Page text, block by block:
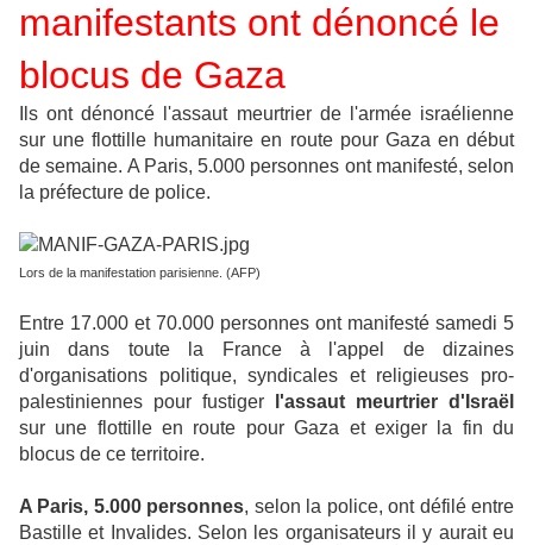
manifestants ont dénoncé le
blocus de Gaza
Ils ont dénoncé l'assaut meurtrier de l'armée israélienne
sur une flottille humanitaire en route pour Gaza en début
de semaine. A Paris, 5.000 personnes ont manifesté, selon
la préfecture de police.
Lors de la manifestation parisienne. (AFP)
Entre 17.000 et 70.000 personnes ont manifesté samedi 5
juin dans toute la France à l'appel de dizaines
d'organisations politique, syndicales et religieuses pro-
palestiniennes pour fustiger
l'assaut meurtrier d'Israël
sur une flottille en route pour Gaza et exiger la fin du
blocus de ce territoire.
A Paris, 5.000 personnes, selon la police, ont défilé entre
Bastille et Invalides. Selon les organisateurs il y aurait eu